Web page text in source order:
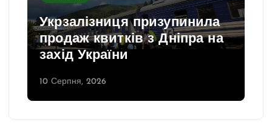
Укрзалізниця призупинила
продаж квитків з Дніпра на
захід України
10 Серпня, 2026